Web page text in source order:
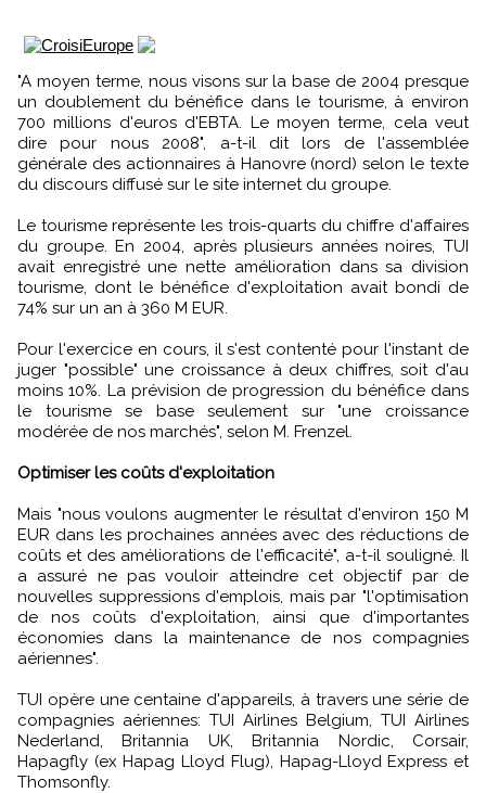
"A moyen terme, nous visons sur la base de 2004 presque
un doublement du bénéfice dans le tourisme, à environ
700 millions d'euros d'EBTA. Le moyen terme, cela veut
dire pour nous 2008", a-t-il dit lors de l'assemblée
générale des actionnaires à Hanovre (nord) selon le texte
du discours diffusé sur le site internet du groupe.
Le tourisme représente les trois-quarts du chiffre d'affaires
du groupe. En 2004, après plusieurs années noires, TUI
avait enregistré une nette amélioration dans sa division
tourisme, dont le bénéfice d'exploitation avait bondi de
74% sur un an à 360 M EUR.
Pour l'exercice en cours, il s'est contenté pour l'instant de
juger "possible" une croissance à deux chiffres, soit d'au
moins 10%. La prévision de progression du bénéfice dans
le tourisme se base seulement sur "une croissance
modérée de nos marchés", selon M. Frenzel.
Optimiser les coûts d'exploitation
Mais "nous voulons augmenter le résultat d'environ 150 M
EUR dans les prochaines années avec des réductions de
coûts et des améliorations de l'efficacité", a-t-il souligné. Il
a assuré ne pas vouloir atteindre cet objectif par de
nouvelles suppressions d'emplois, mais par "l'optimisation
de nos coûts d'exploitation, ainsi que d'importantes
économies dans la maintenance de nos compagnies
aériennes".
TUI opère une centaine d'appareils, à travers une série de
compagnies aériennes: TUI Airlines Belgium, TUI Airlines
Nederland, Britannia UK, Britannia Nordic, Corsair,
Hapagfly (ex Hapag Lloyd Flug), Hapag-Lloyd Express et
Thomsonfly.